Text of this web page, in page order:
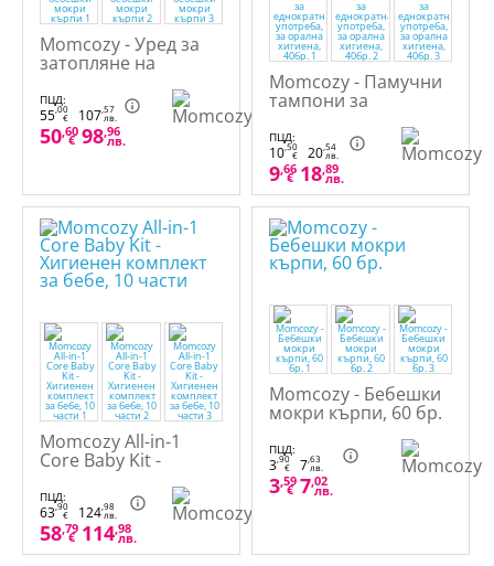
Momcozy - Уред за
затопляне на
кърпи
ПЦД:
55,00
€ 107,57
лв.
50,60
€ 98,96
лв.
Momcozy - Памучни
тампони за
употреба, за орална
хигиена, 40бр.
ПЦД:
10,50
€ 20,54
лв.
9,66
€ 18,89
лв.
Momcozy All-in-1
Core Baby Kit -
Хигиенен комплект
за бебе, 10 части
ПЦД:
63,90
€ 124,98
лв.
58,79
€ 114,98
лв.
Momcozy - Бебешки
мокри кърпи, 60 бр.
ПЦД:
3,90
€ 7,63
лв.
3,59
€ 7,02
лв.